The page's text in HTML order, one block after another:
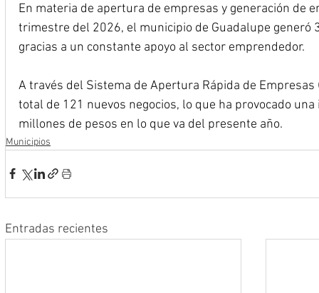
En materia de apertura de empresas y generación de
trimestre del 2026, el municipio de Guadalupe generó
gracias a un constante apoyo al sector emprendedor.
A través del Sistema de Apertura Rápida de
total de 121 nuevos negocios, lo que ha provocado
millones de pesos en lo que va del presente año.
Municipios
Entradas recientes